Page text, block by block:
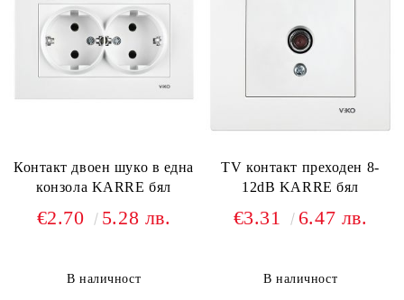
Контакт двоен шуко в една
конзола KARRE бял
€2.70 5.28 лв.
В наличност
TV контакт преходен 8-
12dB KARRE бял
€3.31 6.47 лв.
В наличност